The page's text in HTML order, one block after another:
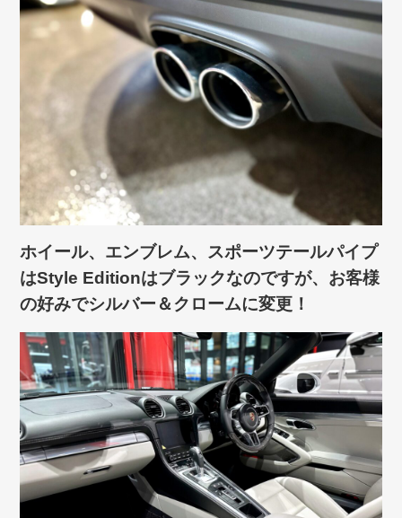
ホイール、エンブレム、スポーツテールパイプ
はStyle Editionはブラックなのですが、お客様
の好みでシルバー＆クロームに変更！